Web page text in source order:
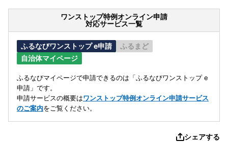
ワンストップ特例オンライン申請
対応サービス一覧
ふるなびワンストップ e申請
ふるまど
自治体マイページ
ふるなびマイページで申請できるのは「ふるなびワンストップ e
申請」です。
申請サービスの概要はワンストップ特例オンライン申請サービス
のご案内をご覧ください。
シェアする